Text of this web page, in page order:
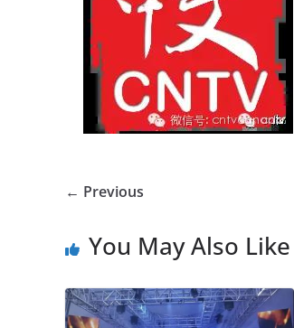
← Previous
You May Also Like